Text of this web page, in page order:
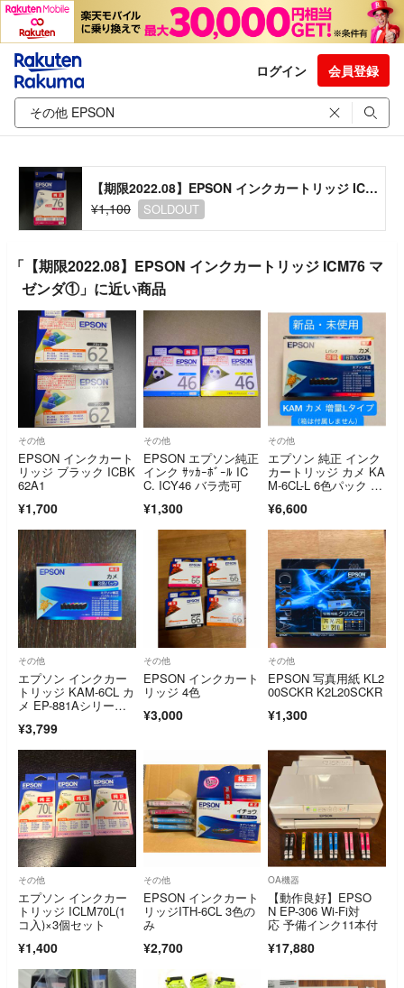
ログイン 会員登録
【期限2022.08】EPSON インクカートリッジ ICM76 マゼンダ①
¥1,100
SOLDOUT
「【期限2022.08】EPSON インクカートリッジ ICM76 マ
ゼンダ①」に近い商品
その他
EPSON インクカート
リッジ ブラック ICBK
62A1
¥1,700
その他
EPSON エプソン純正
インク ｻｯｶｰﾎﾞｰﾙ IC
C. ICY46 バラ売可
¥1,300
その他
エプソン 純正 インク
カートリッジ カメ KA
M-6CL-L 6色パック 増
¥6,600
その他
エプソン インクカー
トリッジ KAM-6CL カ
メ EP-881Aシリー
¥3,799
その他
EPSON インクカート
リッジ 4色
¥3,000
その他
EPSON 写真用紙 KL2
00SCKR K2L20SCKR
¥1,300
その他
エプソン インクカー
トリッジ ICLM70L(1
コ入)×3個セット
¥1,400
その他
EPSON インクカート
リッジITH-6CL 3色の
み
¥2,700
OA機器
【動作良好】EPSO
N EP-306 Wi-Fi対
応 予備インク11本付
¥17,880